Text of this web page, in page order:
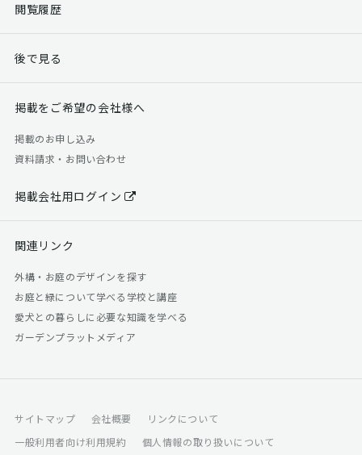
閲覧履歴
後で見る
掲載をご希望の会社様へ
掲載のお申し込み
資料請求・お問い合わせ
掲載会社用ログイン
関連リンク
外構・お庭のデザインを探す
お庭と緑について学べる学校と講座
愛犬との暮らしに必要な知識を学べる
ガーデンプラットメディア
サイトマップ 会社概要
リンクについて
一般利用者向け利用規約
個人情報の取り扱いについて